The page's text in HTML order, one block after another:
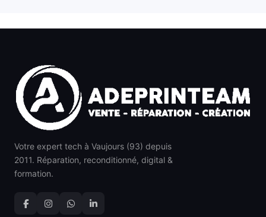
Votre expert tech à Vaujours (93) depuis
2011. Réparation, reconditionné, digital &
formation.